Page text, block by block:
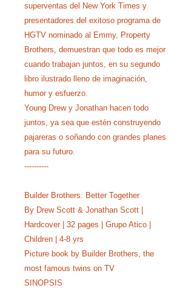
superventas del New York Times y
presentadores del exitoso programa de
HGTV nominado al Emmy, Property
Brothers, demuestran que todo es mejor
cuando trabajan juntos, en su segundo
libro ilustrado lleno de imaginación,
humor y esfuerzo.
Young Drew y Jonathan hacen todo
juntos, ya sea que estén construyendo
pajareras o soñando con grandes planes
para su futuro.
----------
Builder Brothers: Better Together
By Drew Scott & Jonathan Scott |
Hardcover | 32 pages | Grupo Atico |
Children | 4-8 yrs
Picture book by Builder Brothers, the
most famous twins on TV
SINOPSIS